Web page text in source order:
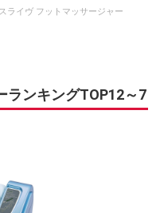
イヴ フットマッサージャー
ランキングTOP12～7